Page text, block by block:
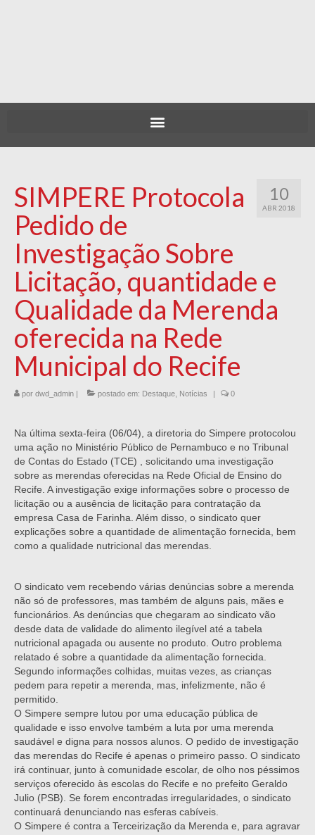
10
ABR 2018
SIMPERE Protocola
Pedido de
Investigação Sobre
Licitação, quantidade e
Qualidade da Merenda
oferecida na Rede
Municipal do Recife
por dwd_admin | postado em: Destaque Notícias | 0
Na última sexta-feira (06/04), a diretoria do Simpere protocolou
uma ação no Ministério Público de Pernambuco e no Tribunal
de Contas do Estado (TCE) , solicitando uma investigação
sobre as merendas oferecidas na Rede Oficial de Ensino do
Recife. A investigação exige informações sobre o processo de
licitação ou a ausência de licitação para contratação da
empresa Casa de Farinha. Além disso, o sindicato quer
explicações sobre a quantidade de alimentação fornecida, bem
como a qualidade nutricional das merendas.
O sindicato vem recebendo várias denúncias sobre a merenda
não só de professores, mas também de alguns pais, mães e
funcionários. As denúncias que chegaram ao sindicato vão
desde data de validade do alimento ilegível até a tabela
nutricional apagada ou ausente no produto. Outro problema
relatado é sobre a quantidade da alimentação fornecida.
Segundo informações colhidas, muitas vezes, as crianças
pedem para repetir a merenda, mas, infelizmente, não é
permitido.
O Simpere sempre lutou por uma educação pública de
qualidade e isso envolve também a luta por uma merenda
saudável e digna para nossos alunos. O pedido de investigação
das merendas do Recife é apenas o primeiro passo. O sindicato
irá continuar, junto à comunidade escolar, de olho nos péssimos
serviços oferecido às escolas do Recife e no prefeito Geraldo
Julio (PSB). Se forem encontradas irregularidades, o sindicato
continuará denunciando nas esferas cabíveis.
O Simpere é contra a Terceirização da Merenda e, para agravar